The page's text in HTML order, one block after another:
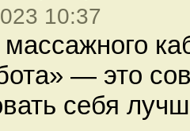
10:37
— это
себя